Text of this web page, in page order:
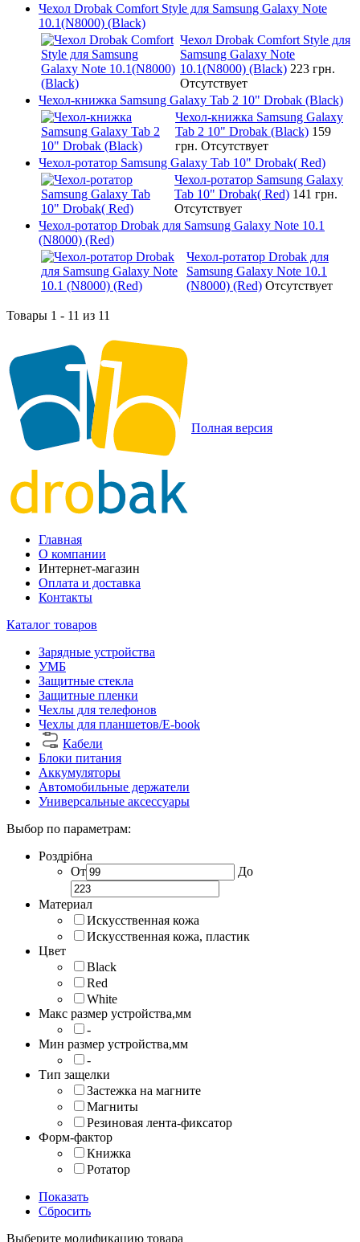
Чехол Drobak Comfort Style для Samsung Galaxy Note
10.1(N8000) (Black)
Чехол Drobak Comfort Style для
Samsung Galaxy Note
10.1(N8000) (Black) 223 грн.
Отсутствует
Чехол-книжка Samsung Galaxy Tab 2 10" Drobak (Black)
Чехол-книжка Samsung Galaxy
Tab 2 10" Drobak (Black) 159
грн. Отсутствует
Чехол-ротатор Samsung Galaxy Tab 10" Drobak( Red)
Чехол-ротатор Samsung Galaxy
Tab 10" Drobak( Red) 141 грн.
Отсутствует
Чехол-ротатор Drobak для Samsung Galaxy Note 10.1
(N8000) (Red)
Чехол-ротатор Drobak для
Samsung Galaxy Note 10.1
(N8000) (Red) Отсутствует
Товары 1 - 11 из 11
Полная версия
Главная
О компании
Интернет-магазин
Оплата и доставка
Контакты
Каталог товаров
Зарядные устройства
УМБ
Защитные стекла
Защитные пленки
Чехлы для телефонов
Чехлы для планшетов/E-book
Кабели
Блоки питания
Аккумуляторы
Автомобильные держатели
Универсальные аксессуары
Выбор по параметрам:
Роздрібна
От
До
Материал
Искусственная кожа
Искусственная кожа, пластик
Цвет
Black
Red
White
Макс размер устройства,мм
-
Мин размер устройства,мм
-
Тип защелки
Застежка на магните
Магниты
Резиновая лента-фиксатор
Форм-фактор
Книжка
Ротатор
Показать
Сбросить
Выберите модификацию товара